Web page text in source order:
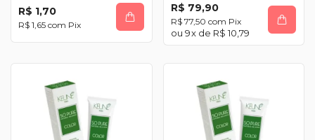
R$ 1,70
R$ 1,65 com Pix
R$ 79,90
R$ 77,50 com Pix
9x de R$ 10,79